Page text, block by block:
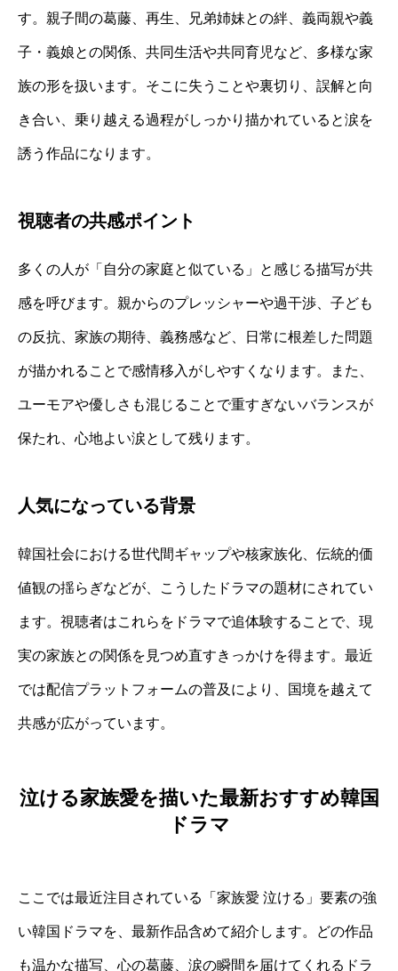
す。親子間の葛藤、再生、兄弟姉妹との絆、義両親や義
子・義娘との関係、共同生活や共同育児など、多様な家
族の形を扱います。そこに失うことや裏切り、誤解と向
き合い、乗り越える過程がしっかり描かれていると涙を
誘う作品になります。
視聴者の共感ポイント
多くの人が「自分の家庭と似ている」と感じる描写が共
感を呼びます。親からのプレッシャーや過干渉、子ども
の反抗、家族の期待、義務感など、日常に根差した問題
が描かれることで感情移入がしやすくなります。また、
ユーモアや優しさも混じることで重すぎないバランスが
保たれ、心地よい涙として残ります。
人気になっている背景
韓国社会における世代間ギャップや核家族化、伝統的価
値観の揺らぎなどが、こうしたドラマの題材にされてい
ます。視聴者はこれらをドラマで追体験することで、現
実の家族との関係を見つめ直すきっかけを得ます。最近
では配信プラットフォームの普及により、国境を越えて
共感が広がっています。
泣ける家族愛を描いた最新おすすめ韓国
ドラマ
ここでは最近注目されている「家族愛 泣ける」要素の強
い韓国ドラマを、最新作品含めて紹介します。どの作品
も温かな描写、心の葛藤、涙の瞬間を届けてくれるドラ